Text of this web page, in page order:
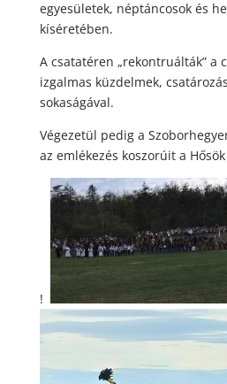
egyesületek, néptáncosok és
kíséretében.
A csatatéren „rekontruálták” a
izgalmas küzdelmek,
sokaságával.
Végezetül pedig a
az emlékezés koszorúit a
!